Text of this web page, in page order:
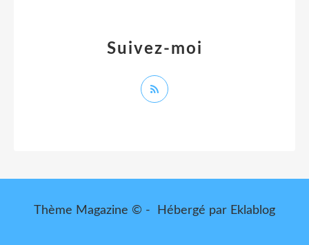
Suivez-moi
Thème Magazine © - Hébergé par Eklablog